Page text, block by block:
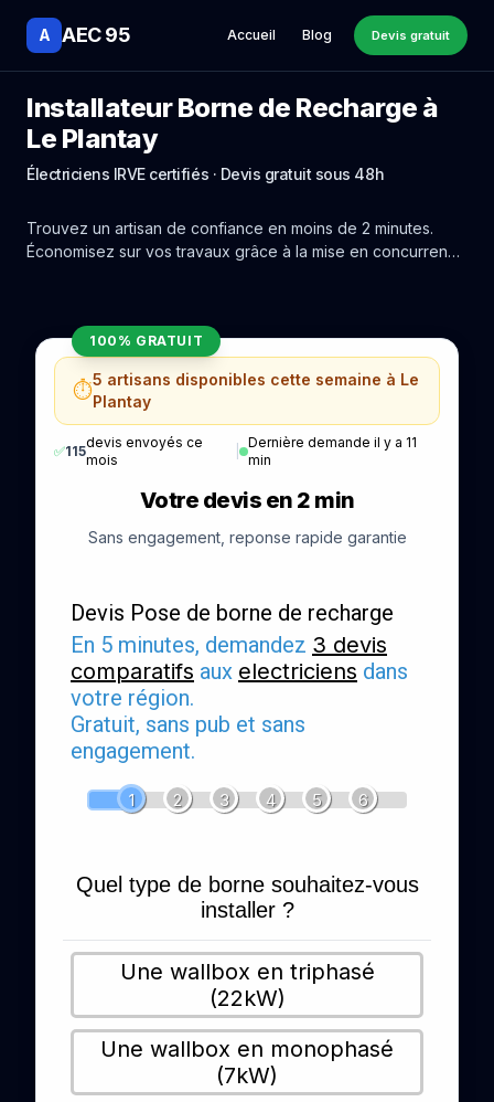
A AEC 95 Accueil Blog Devis gratuit
Installateur Borne de Recharge à
Le Plantay
Électriciens IRVE certifiés · Devis gratuit sous 48h
Trouvez un artisan de confiance en moins de 2 minutes.
Économisez sur vos travaux grâce à la mise en concurrence
100% GRATUIT
⏱️5 artisans disponibles cette semaine à Le
Plantay
✅115
devis envoyés ce
mois
|
Dernière demande il y a 11
min
Votre devis en 2 min
Sans engagement, reponse rapide garantie
Devis Pose de borne de recharge
En 5 minutes, demandez 3 devis
comparatifs aux electriciens dans
votre région.
Gratuit, sans pub et sans
engagement.
1 2 3 4 5 6
Quel type de borne souhaitez-vous
installer ?
Une wallbox en triphasé
(22kW)
Une wallbox en monophasé
(7kW)